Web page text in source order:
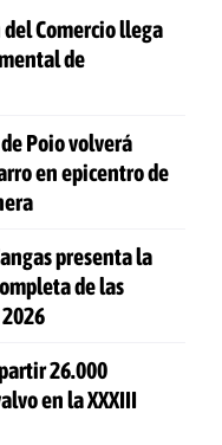
Comercio llega
de
Poio volverá
en epicentro de
presenta la
de las
26.000
en la XXXIII